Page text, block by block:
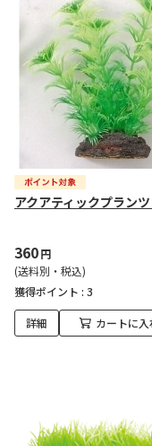
アクアティックプラン
360円
(送料別・税込)
獲得ポイント : 3
詳細 カートに入